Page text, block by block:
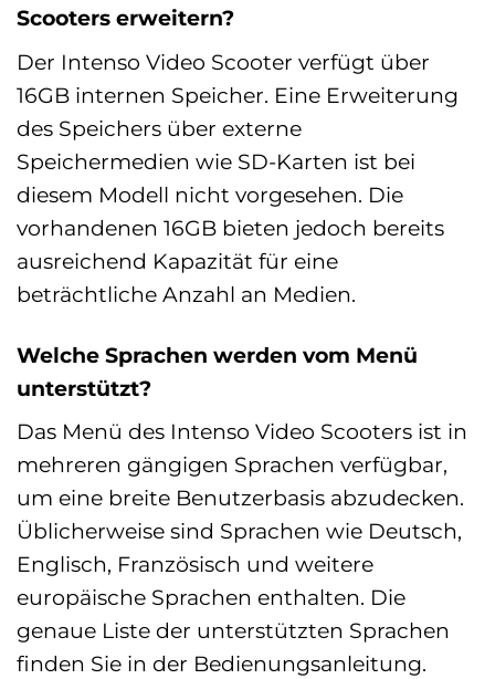
Scooters erweitern?
Der Intenso Video Scooter verfügt über
16GB internen Speicher. Eine Erweiterung
des Speichers über externe
Speichermedien wie SD-Karten ist bei
diesem Modell nicht vorgesehen. Die
vorhandenen 16GB bieten jedoch bereits
ausreichend Kapazität für eine
beträchtliche Anzahl an Medien.
Welche Sprachen werden vom Menü
unterstützt?
Das Menü des Intenso Video Scooters ist in
mehreren gängigen Sprachen verfügbar,
um eine breite Benutzerbasis abzudecken.
Üblicherweise sind Sprachen wie Deutsch,
Englisch, Französisch und weitere
europäische Sprachen enthalten. Die
genaue Liste der unterstützten Sprachen
finden Sie in der Bedienungsanleitung.